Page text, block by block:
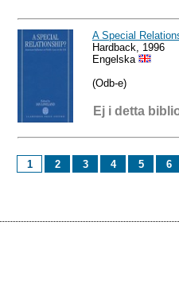
A Special
Hardback, 1996
Engelska
(Odb-e)
Ej i detta
1 2 3 4 5 6